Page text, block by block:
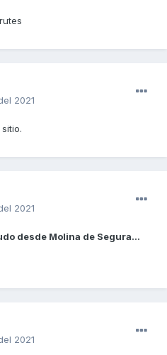
2021
2021
desde Molina de Segura...
2021